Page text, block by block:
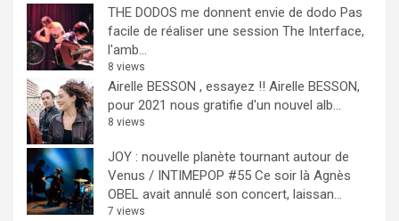
THE DODOS me donnent envie de dodo Pas
facile de réaliser une session The Interface,
l'amb...
8 views
Airelle BESSON , essayez !! Airelle BESSON,
pour 2021 nous gratifie d'un nouvel alb...
8 views
JOY : nouvelle planète tournant autour de
Venus / INTIMEPOP #55 Ce soir là Agnès
OBEL avait annulé son concert, laissan...
7 views